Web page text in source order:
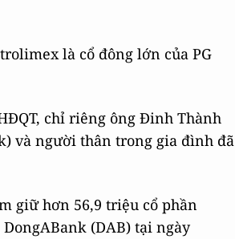
là cổ đông lớn của PG
chỉ riêng ông Đinh Thành
và người thân trong gia đình đã
giữ hơn 56,9 triệu cổ phần
(DAB) tại ngày